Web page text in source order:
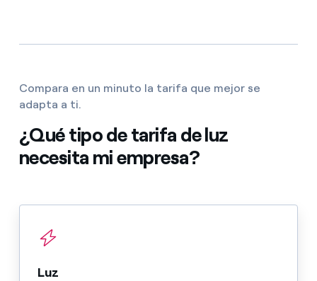
Compara en un minuto la tarifa que mejor se
adapta a ti.
¿Qué tipo de tarifa de luz
necesita mi empresa?
Luz